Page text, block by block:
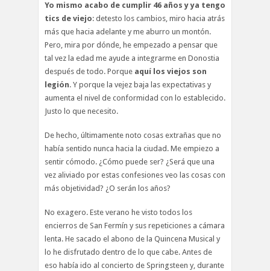
Yo mismo acabo de cumplir 46 años y ya tengo
tics de viejo: detesto los cambios, miro hacia atrás
más que hacia adelante y me aburro un montón.
Pero, mira por dónde, he empezado a pensar que
tal vez la edad me ayude a integrarme en Donostia
después de todo. Porque aquí los viejos son
legión. Y porque la vejez baja las expectativas y
aumenta el nivel de conformidad con lo establecido.
Justo lo que necesito.
De hecho, últimamente noto cosas extrañas que no
había sentido nunca hacia la ciudad. Me empiezo a
sentir cómodo. ¿Cómo puede ser? ¿Será que una
vez aliviado por estas confesiones veo las cosas con
más objetividad? ¿O serán los años?
No exagero. Este verano he visto todos los
encierros de San Fermín y sus repeticiones a cámara
lenta. He sacado el abono de la Quincena Musical y
lo he disfrutado dentro de lo que cabe. Antes de
eso había ido al concierto de Springsteen y, durante